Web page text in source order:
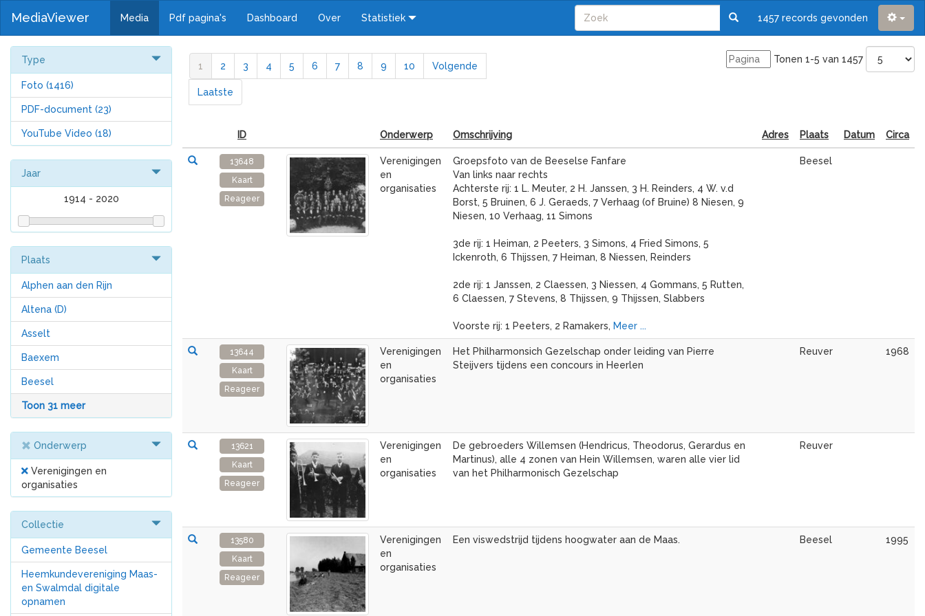
MediaViewer Media Pdf pagina's Dashboard Over Statistiek 1457 records gevonden
Type
Foto (1416)
PDF-document (23)
YouTube Video (18)
Jaar
1914 - 2020
Plaats
Alphen aan den Rijn
Altena (D)
Asselt
Baexem
Beesel
Toon 31 meer
Onderwerp
Verenigingen en
organisaties
Collectie
Gemeente Beesel
Heemkundevereniging Maas-
en Swalmdal digitale
opnamen
1 2 3 4 5 6 7 8 9 10 Volgende
Laatste
Tonen 1-5 van 1457
ID Onderwerp Omschrijving Adres Plaats Datum Circa
13648
Kaart
Reageer
Verenigingen
en
organisaties
Groepsfoto van de Beeselse Fanfare
Van links naar rechts
Achterste rij: 1 L. Meuter, 2 H. Janssen, 3 H. Reinders, 4 W. v.d
Borst, 5 Bruinen, 6 J. Geraeds, 7 Verhaag (of Bruine) 8 Niesen, 9
Niesen, 10 Verhaag, 11 Simons
3de rij: 1 Heiman, 2 Peeters, 3 Simons, 4 Fried Simons, 5
Ickenroth, 6 Thijssen, 7 Heiman, 8 Niessen, Reinders
2de rij: 1 Janssen, 2 Claessen, 3 Niessen, 4 Gommans, 5 Rutten,
6 Claessen, 7 Stevens, 8 Thijssen, 9 Thijssen, Slabbers
Voorste rij: 1 Peeters, 2 Ramakers, Meer ...
Beesel
13644
Kaart
Reageer
Verenigingen
en
organisaties
Het Philharmonsich Gezelschap onder leiding van Pierre
Steijvers tijdens een concours in Heerlen
Reuver 1968
13621
Kaart
Reageer
Verenigingen
en
organisaties
De gebroeders Willemsen (Hendricus, Theodorus, Gerardus en
Martinus), alle 4 zonen van Hein Willemsen, waren alle vier lid
van het Philharmonisch Gezelschap
Reuver
13580
Kaart
Reageer
Verenigingen
en
organisaties
Een viswedstrijd tijdens hoogwater aan de Maas. Beesel 1995